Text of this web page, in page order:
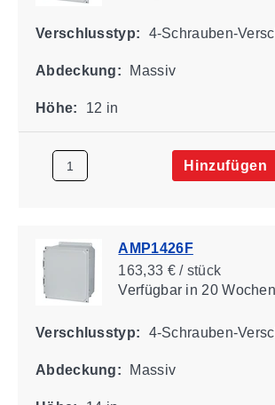
Verschlusstyp: 4-Schrauben-
Abdeckung: Massiv
Höhe: 12 in
Hinzufügen
AMP1426F
163,33 € / stück
Verfügbarin 20 Wochen
Verschlusstyp: 4-Schrauben-
Abdeckung: Massiv